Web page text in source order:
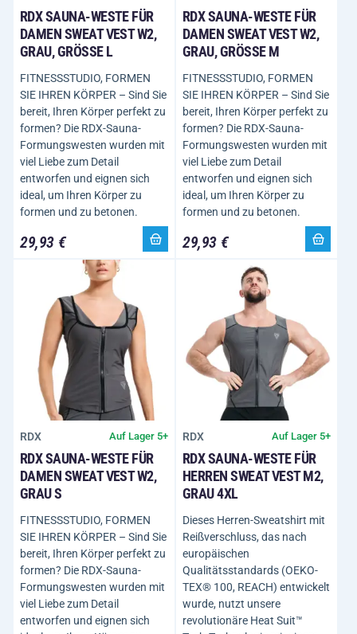
RDX SAUNA-WESTE FÜR
DAMEN SWEAT VEST W2,
GRAU, GRÖSSE L
FITNESSSTUDIO, FORMEN
SIE IHREN KÖRPER – Sind Sie
bereit, Ihren Körper perfekt zu
formen? Die RDX-Sauna-
Formungswesten wurden mit
viel Liebe zum Detail
entworfen und eignen sich
ideal, um Ihren Körper zu
formen und zu betonen.
29,93 €
RDX SAUNA-WESTE FÜR
DAMEN SWEAT VEST W2,
GRAU, GRÖSSE M
FITNESSSTUDIO, FORMEN
SIE IHREN KÖRPER – Sind Sie
bereit, Ihren Körper perfekt zu
formen? Die RDX-Sauna-
Formungswesten wurden mit
viel Liebe zum Detail
entworfen und eignen sich
ideal, um Ihren Körper zu
formen und zu betonen.
29,93 €
RDX Auf Lager 5+
RDX SAUNA-WESTE FÜR
DAMEN SWEAT VEST W2,
GRAU S
FITNESSSTUDIO, FORMEN
SIE IHREN KÖRPER – Sind Sie
bereit, Ihren Körper perfekt zu
formen? Die RDX-Sauna-
Formungswesten wurden mit
viel Liebe zum Detail
entworfen und eignen sich
RDX Auf Lager 5+
RDX SAUNA-WESTE FÜR
HERREN SWEAT VEST M2,
GRAU 4XL
Dieses Herren-Sweatshirt mit
Reißverschluss, das nach
europäischen
Qualitätsstandards (OEKO-
TEX® 100, REACH) entwickelt
wurde, nutzt unsere
revolutionäre Heat Suit™